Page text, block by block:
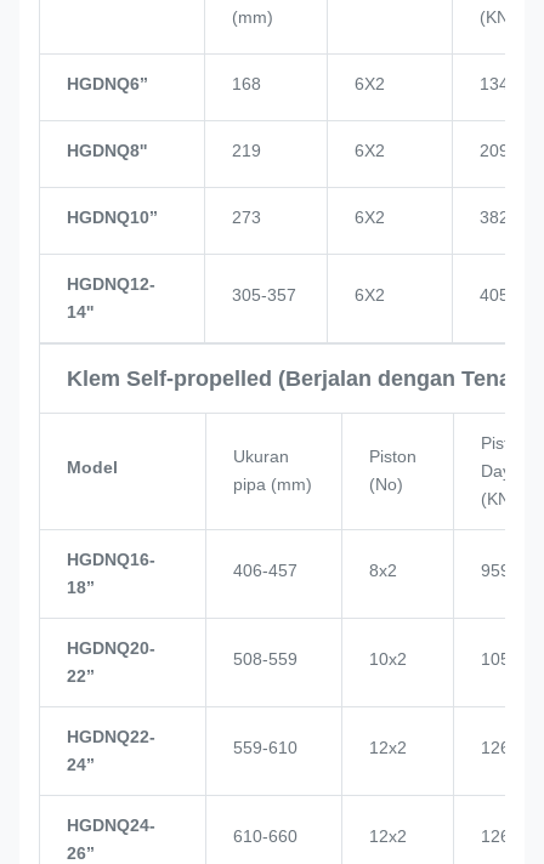
(mm) (KN)
HGDNQ6’’ 168 6X2 134
HGDNQ8'' 219 6X2 209
HGDNQ10’’ 273 6X2 382
HGDNQ12-
14''
305-357 6X2 405
Klem Self-propelled (Berjalan dengan Tenaga
Model
Ukuran
pipa (mm)
Piston
(No)
Piston
Daya
(KN)
HGDNQ16-
18’’
406-457 8x2 959
HGDNQ20-
22’’
508-559 10x2 1057
HGDNQ22-
24’’
559-610 12x2 1268
HGDNQ24-
26’’
610-660 12x2 1268